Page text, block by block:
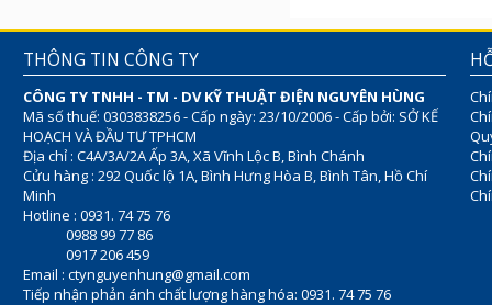
THÔNG TIN CÔNG TY
CÔNG TY TNHH - TM - DV KỸ THUẬT ĐIỆN NGUYÊN HÙNG
Mã số thuế: 0303838256 - Cấp ngày: 23/10/2006 - Cấp bởi: SỞ KẾ
HOẠCH VÀ ĐẦU TƯ TPHCM
Địa chỉ : C4A/3A/2A Ấp 3A, Xã Vĩnh Lộc B, Bình Chánh
Cửu hàng : 292 Quốc lộ 1A, Bình Hưng Hòa B, Bình Tân, Hồ Chí
Minh
Hotline : 0931. 74 75 76
0988 99 77 86
0917 206 459
Email : ctynguyenhung@gmail.com
Tiếp nhận phản ánh chất lượng hàng hóa: 0931. 74 75 76